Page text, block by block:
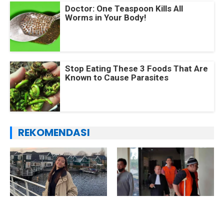
Doctor: One Teaspoon Kills All
Worms in Your Body!
Stop Eating These 3 Foods That Are
Known to Cause Parasites
REKOMENDASI